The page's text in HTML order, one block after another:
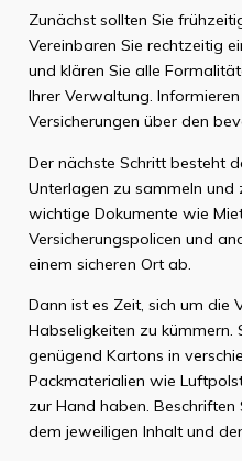
Zunächst sollten Sie
Vereinbaren Sie rechtzeitig
und klären Sie alle
Ihrer Verwaltung.
Versicherungen über den
Der nächste Schritt besteht
Unterlagen zu sammeln und
wichtige Dokumente wie
Versicherungspolicen und
einem sicheren Ort ab.
Dann ist es Zeit, sich um die
Habseligkeiten zu kümmern.
genügend Kartons in
Packmaterialien wie
zur Hand haben.
dem jeweiligen Inhalt und